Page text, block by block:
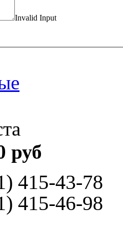
Invalid Input
руб
415-43-78
415-46-98